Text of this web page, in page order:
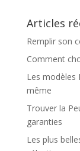
Articles
Remplir son
Comment
Les modèles
même
Trouver la
garanties
Les plus